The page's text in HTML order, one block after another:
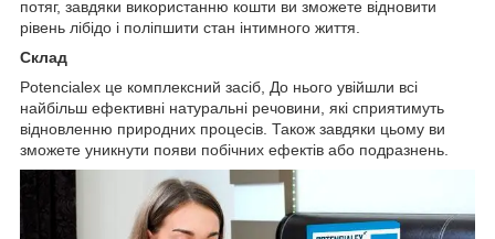
потяг, завдяки використанню кошти ви зможете відновити
рівень лібідо і поліпшити стан інтимного життя.
Склад
Potencialex це комплексний засіб, До нього увійшли всі
найбільш ефективні натуральні речовини, які сприятимуть
відновленню природних процесів. Також завдяки цьому ви
зможете уникнути появи побічних ефектів або подразнень.